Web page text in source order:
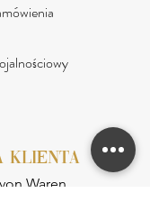
klienta
Waren